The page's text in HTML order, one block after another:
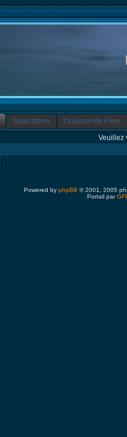
Sous-titres
Création de Fans
Veuillez
Powered by phpBB © 2001, 2005
Portail par